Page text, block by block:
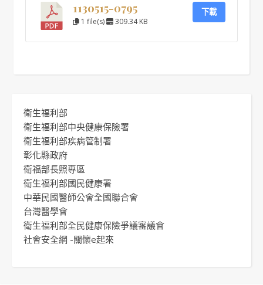
1130515-0795
1 file(s) 309.34 KB
下載
衛生福利部
衛生福利部中央健康保險署
衛生福利部疾病管制署
彰化縣政府
衛福部長照專區
衛生福利部國民健康署
中華民國醫師公會全國聯合會
台灣醫學會
衛生福利部全民健康保險爭議審議會
社會安全網 -關懷e起來